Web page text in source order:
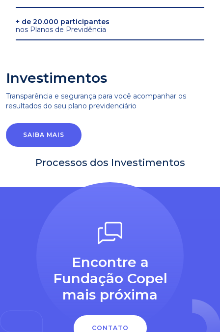
+ de 20.000 participantes
nos Planos de Previdência
Investimentos
Transparência e segurança para você acompanhar os
resultados do seu plano previdenciário
SAIBA MAIS
Processos dos Investimentos
Encontre a
Fundação Copel
mais próxima
CONTATO